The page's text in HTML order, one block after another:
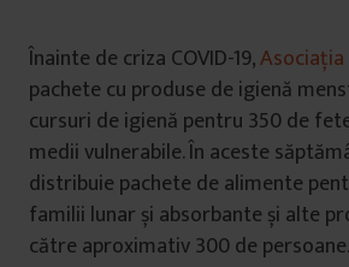
Înainte de criza COVID-19,Asociația
pachete cu produse de igienă
cursuri de igienă pentru 350 de
medii vulnerabile. În aceste
distribuie pachete de alimente
familii lunar și absorbante și alte
către aproximativ 300 de persoane.